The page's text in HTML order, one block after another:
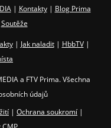
| Kontakty| Blog Prima
Soutěže
| Jak naladit| HbbTV|
a FTV Prima. Všechna
údajů
| Ochrana soukromí |